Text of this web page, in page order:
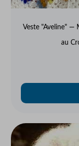
Veste "Aveline" —
au